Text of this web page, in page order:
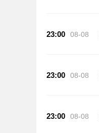
23:00 08-08
23:00 08-08
23:00 08-08